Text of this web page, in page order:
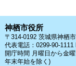
神栖市役所
〒314-0192 茨城県神栖
代表電話：0299-90-1111
開庁時間 月曜日から金
年末年始を除く)